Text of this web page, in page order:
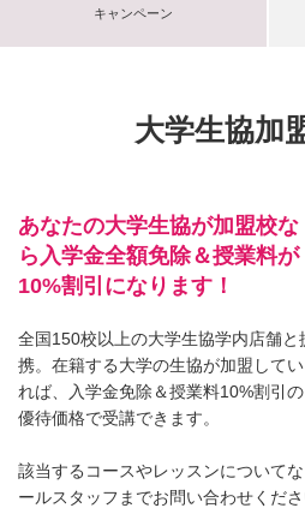
キャンペーン
大学生協加
あなたの大学生協が加盟校な
ら入学金全額免除＆授業料が
10%割引になります！
全国150校以上の大学生協学内店舗と
携。在籍する大学の生協が加盟してい
れば、入学金免除＆授業料10%割引の
優待価格で受講できます。
該当するコースやレッスンについて
ールスタッフまでお問い合わせくださ